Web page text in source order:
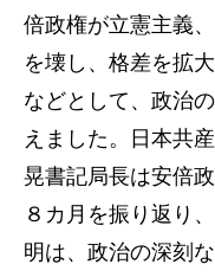
倍政権が立憲主義
を壊し、格差を拡
などとして、政治
えました。日本共
晃書記局長は安倍
８カ月を振り返り
明は、政治の深刻